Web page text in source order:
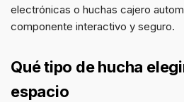
electrónicas o huchas cajero
componente interactivo y seguro.
Qué tipo de hucha
espacio